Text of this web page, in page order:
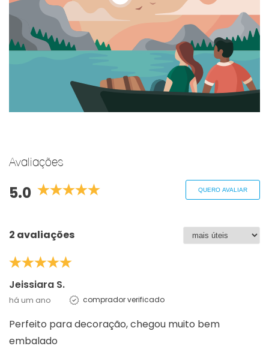
Avaliações
5.0 QUERO AVALIAR
2 avaliações
Jeissiara S.
há um ano comprador verificado
Perfeito para decoração, chegou muito bem
embalado